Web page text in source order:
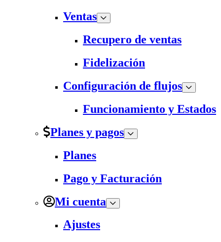
Ventas
Recupero de ventas
Fidelización
Configuración de flujos
Funcionamiento y Estados
Planes y pagos
Planes
Pago y Facturación
Mi cuenta
Ajustes